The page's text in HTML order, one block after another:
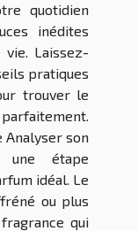
quotidien
inédites
Laissez-
pratiques
trouver le
Analyser son
étape
idéal. Le
ou plus
qui